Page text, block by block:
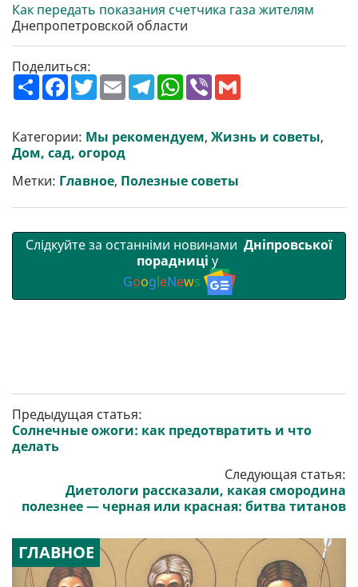
Как передать показания счетчика газа жителям
Днепропетровской области
Поделиться:
П
о
р
и
т
F
a
b
o
o
T
w
t
e
r
E
m
l
T
e
g
r
W
h
s
A
V
r l
Категории: Мы рекомендуем, Жизнь и советы,
Дом, сад, огород
Метки: Главное, Полезные советы
Слідкуйте за останніми новинами Дніпровської
порадниці у
GoogleNews
Предыдущая статья:
Солнечные ожоги: как предотвратить и что
делать
Следующая статья:
Диетологи рассказали, какая смородина
полезнее — черная или красная: битва титанов
ГЛАВНОЕ